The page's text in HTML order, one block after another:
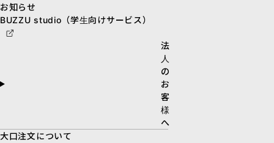
お知らせ
BUZZU studio（学生向けサービス）
法
人
の
お
客
様
へ
大口注文について